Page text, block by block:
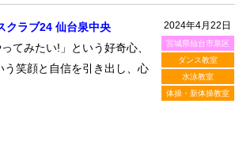
2024年4月22日
宮城県仙台市泉区
ダンス教室
水泳教室
体操・新体操教室
クラブ24 仙台泉中央
てみたい!」という好奇心、
う笑顔と自信を引き出し、心